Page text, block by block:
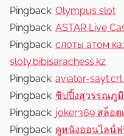
Pingback: Olympus slot
Pingback: ASTAR Live
Pingback: слоты атом
sloty.bibisarachess.kz
Pingback: aviator-
Pingback: ชิปปิ้งสุวรรณภูมิ
Pingback: joker369 สล็อต
Pingback: ดูหนังออนไลน์ฟ